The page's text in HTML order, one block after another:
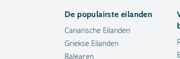
De populairste eilanden
Canarische Eilanden
Griekse Eilanden
Balearen